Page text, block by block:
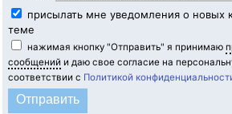
присылать мне уведомления о новых
теме
нажимая кнопку "Отправить" я принимаю
сообщений и даю свое согласие на
соответствии с Политикой